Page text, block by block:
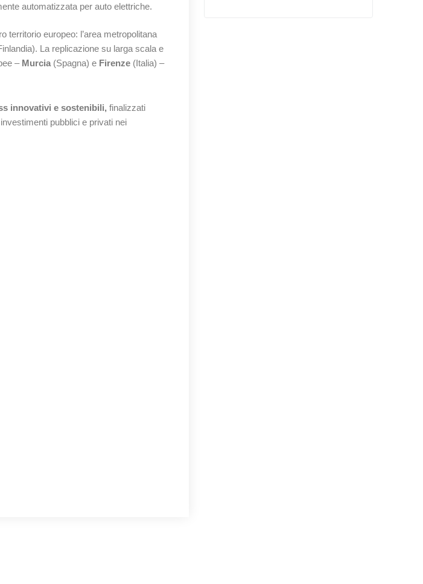
automatizzata per auto elettriche.
territorio europeo: l’area metropolitana
La replicazione su larga scala e
– Murcia (Spagna) e Firenze (Italia) –
innovativi e sostenibili, finalizzati
pubblici e privati nei